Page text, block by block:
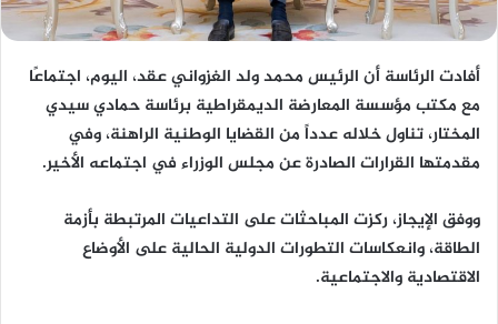
أفادت الرئاسة أن الرئيس محمد ولد الغزواني عقد، اليوم، اجتماعًا
مع مكتب مؤسسة المعارضة الديمقراطية برئاسة حمادي سيدي
المختار، تناول خلاله عدداً من القضايا الوطنية الراهنة، وفي
مقدمتها القرارات الصادرة عن مجلس الوزراء في اجتماعه الأخير.
ووفق الإيجاز، ركزت المباحثات على التداعيات المرتبطة بأزمة
الطاقة، وانعكاسات التطورات الدولية الحالية على الأوضاع
الاقتصادية والاجتماعية.